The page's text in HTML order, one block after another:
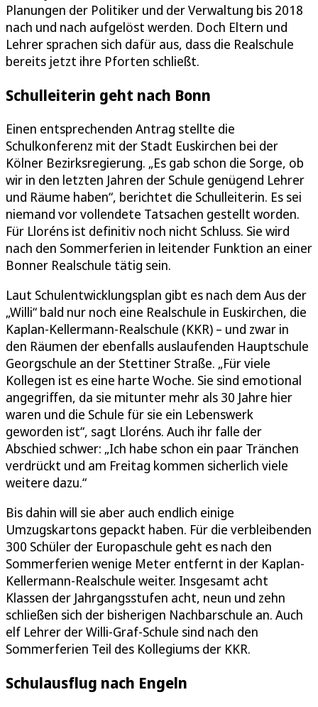
Planungen der Politiker und der Verwaltung bis 2018
nach und nach aufgelöst werden. Doch Eltern und
Lehrer sprachen sich dafür aus, dass die Realschule
bereits jetzt ihre Pforten schließt.
Schulleiterin geht nach Bonn
Einen entsprechenden Antrag stellte die
Schulkonferenz mit der Stadt Euskirchen bei der
Kölner Bezirksregierung. „Es gab schon die Sorge, ob
wir in den letzten Jahren der Schule genügend Lehrer
und Räume haben“, berichtet die Schulleiterin. Es sei
niemand vor vollendete Tatsachen gestellt worden.
Für Lloréns ist definitiv noch nicht Schluss. Sie wird
nach den Sommerferien in leitender Funktion an einer
Bonner Realschule tätig sein.
Laut Schulentwicklungsplan gibt es nach dem Aus der
„Willi“ bald nur noch eine Realschule in Euskirchen, die
Kaplan-Kellermann-Realschule (KKR) – und zwar in
den Räumen der ebenfalls auslaufenden Hauptschule
Georgschule an der Stettiner Straße. „Für viele
Kollegen ist es eine harte Woche. Sie sind emotional
angegriffen, da sie mitunter mehr als 30 Jahre hier
waren und die Schule für sie ein Lebenswerk
geworden ist“, sagt Lloréns. Auch ihr falle der
Abschied schwer: „Ich habe schon ein paar Tränchen
verdrückt und am Freitag kommen sicherlich viele
weitere dazu.“
Bis dahin will sie aber auch endlich einige
Umzugskartons gepackt haben. Für die verbleibenden
300 Schüler der Europaschule geht es nach den
Sommerferien wenige Meter entfernt in der Kaplan-
Kellermann-Realschule weiter. Insgesamt acht
Klassen der Jahrgangsstufen acht, neun und zehn
schließen sich der bisherigen Nachbarschule an. Auch
elf Lehrer der Willi-Graf-Schule sind nach den
Sommerferien Teil des Kollegiums der KKR.
Schulausflug nach Engeln